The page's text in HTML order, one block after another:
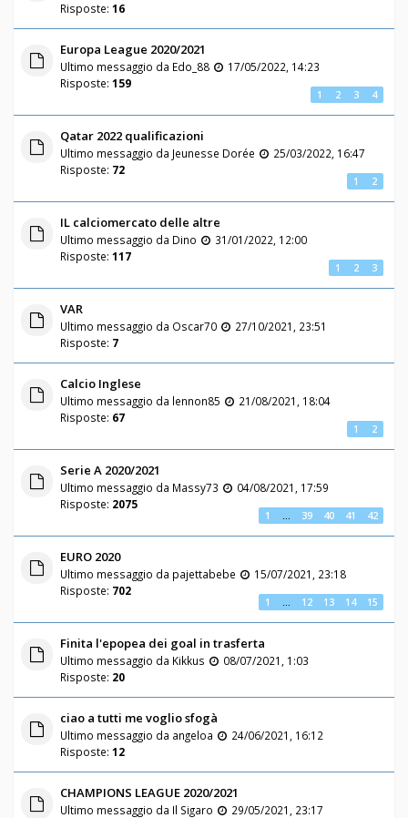
Risposte: 16
Europa League 2020/2021
Ultimo messaggio da Edo_88
17/05/2022, 14:23
Risposte: 159
1 2 3 4
Qatar 2022 qualificazioni
Ultimo messaggio da Jeunesse Dorée
25/03/2022, 16:47
Risposte: 72
1 2
IL calciomercato delle altre
Ultimo messaggio da Dino
31/01/2022, 12:00
Risposte: 117
1 2 3
VAR
Ultimo messaggio da Oscar70
27/10/2021, 23:51
Risposte: 7
Calcio Inglese
Ultimo messaggio da lennon85
21/08/2021, 18:04
Risposte: 67
1 2
Serie A 2020/2021
Ultimo messaggio da Massy73
04/08/2021, 17:59
Risposte: 2075
1 … 39 40 41 42
EURO 2020
Ultimo messaggio da pajettabebe
15/07/2021, 23:18
Risposte: 702
1 … 12 13 14 15
Finita l'epopea dei goal in trasferta
Ultimo messaggio da Kikkus
08/07/2021, 1:03
Risposte: 20
ciao a tutti me voglio sfogà
Ultimo messaggio da angeloa
24/06/2021, 16:12
Risposte: 12
CHAMPIONS LEAGUE 2020/2021
Ultimo messaggio da Il Sigaro
29/05/2021, 23:17